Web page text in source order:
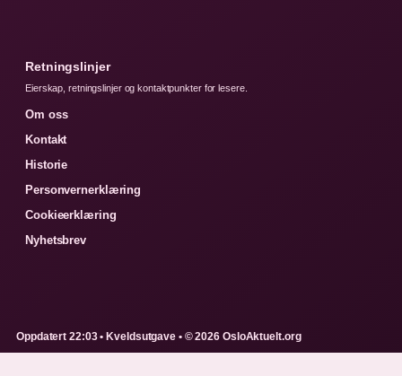
Retningslinjer
Eierskap, retningslinjer og kontaktpunkter for lesere.
Om oss
Kontakt
Historie
Personvernerklæring
Cookieerklæring
Nyhetsbrev
Oppdatert 22:03 • Kveldsutgave • © 2026 OsloAktuelt.org